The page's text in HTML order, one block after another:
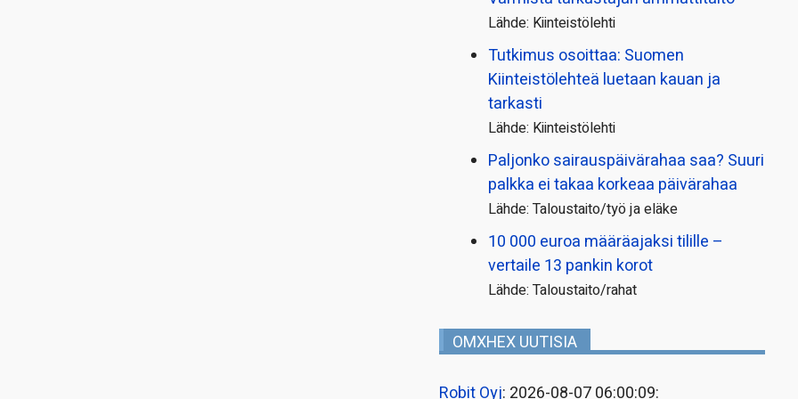
Lähde: Kiinteistölehti
Tutkimus osoittaa: Suomen
Kiinteistölehteä luetaan kauan ja
tarkasti
Lähde: Kiinteistölehti
Paljonko sairauspäivä­rahaa saa? Suuri
palkka ei takaa korkeaa päivärahaa
Lähde: Taloustaito/työ ja eläke
10 000 euroa määräajaksi tilille –
vertaile 13 pankin korot
Lähde: Taloustaito/rahat
OMXHEX UUTISIA
Robit Oyj: 2026-08-07 06:00:09: